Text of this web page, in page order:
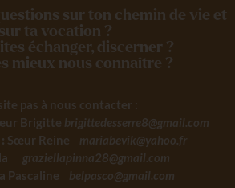
sur ton chemin de vie et
sur ta vocation ?
échanger, discerner ?
mieux nous connaître ?
pas à nous contacter :
Brigitte brigittedesserre8@gmail.com
Sœur Reine mariabevik@yahoo.fr
graziellapinna28@gmail.com
Pascaline belpasco@gmail.com